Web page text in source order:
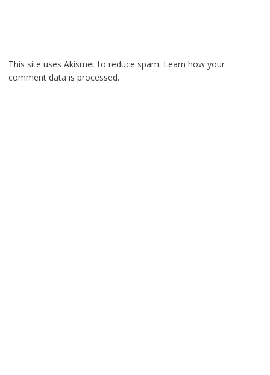
This site uses Akismet to reduce spam. Learn how your
comment data is processed.